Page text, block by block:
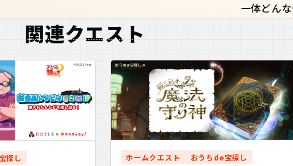
一体どん
関連クエスト
探し ホームクエスト おうちde宝探し